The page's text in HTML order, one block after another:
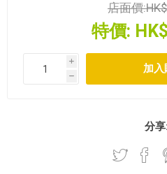
店面價:
特價:
i
h
分享: